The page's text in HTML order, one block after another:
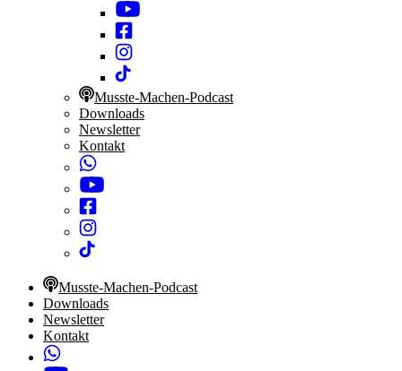
Musste-Machen-Podcast
Downloads
Newsletter
Kontakt
Musste-Machen-Podcast
Downloads
Newsletter
Kontakt